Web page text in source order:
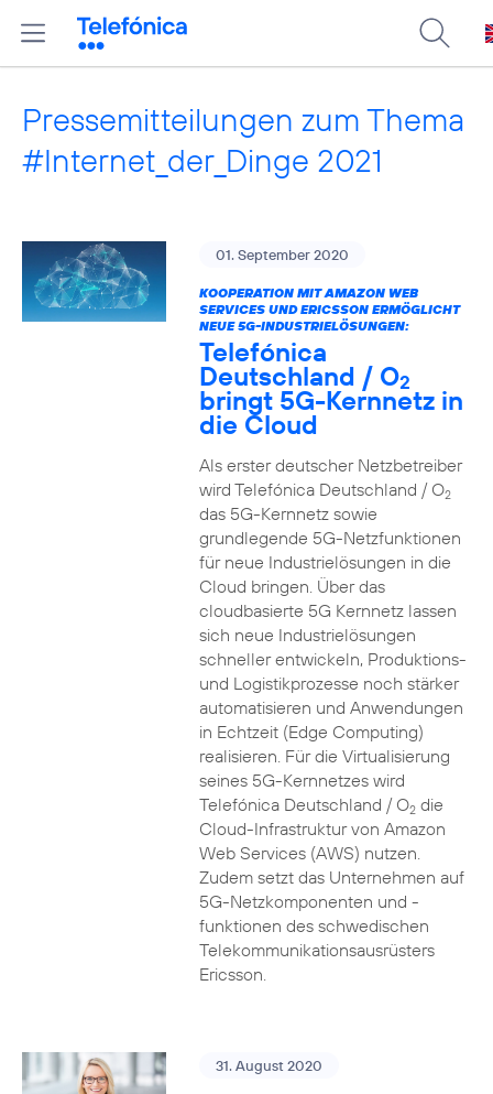
Pressemitteilungen zum Thema
#Internet_der_Dinge 2021
01. September 2020
KOOPERATION MIT AMAZON WEB
SERVICES UND ERICSSON ERMÖGLICHT
NEUE 5G-INDUSTRIELÖSUNGEN:
Telefónica
Deutschland / O2
bringt 5G-Kernnetz in
die Cloud
Als erster deutscher Netzbetreiber
wird Telefónica Deutschland / O2
das 5G-Kernnetz sowie
grundlegende 5G-Netzfunktionen
für neue Industrielösungen in die
Cloud bringen. Über das
cloudbasierte 5G Kernnetz lassen
sich neue Industrielösungen
schneller entwickeln, Produktions-
und Logistikprozesse noch stärker
automatisieren und Anwendungen
in Echtzeit (Edge Computing)
realisieren. Für die Virtualisierung
seines 5G-Kernnetzes wird
Telefónica Deutschland / O2die
Cloud-Infrastruktur von Amazon
Web Services (AWS) nutzen.
Zudem setzt das Unternehmen auf
5G-Netzkomponenten und -
funktionen des schwedischen
Telekommunikationsausrüsters
Ericsson.
31. August 2020